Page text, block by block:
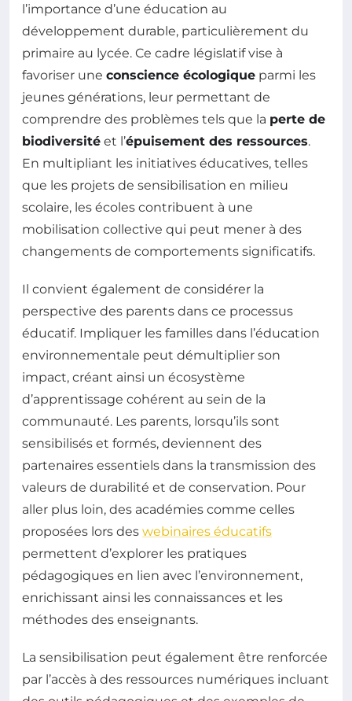
l’importance d’une éducation au
développement durable, particulièrement du
primaire au lycée. Ce cadre législatif vise à
favoriser une conscience écologique parmi les
jeunes générations, leur permettant de
comprendre des problèmes tels que la perte de
biodiversité et l’épuisement des ressources.
En multipliant les initiatives éducatives, telles
que les projets de sensibilisation en milieu
scolaire, les écoles contribuent à une
mobilisation collective qui peut mener à des
changements de comportements significatifs.
Il convient également de considérer la
perspective des parents dans ce processus
éducatif. Impliquer les familles dans l’éducation
environnementale peut démultiplier son
impact, créant ainsi un écosystème
d’apprentissage cohérent au sein de la
communauté. Les parents, lorsqu’ils sont
sensibilisés et formés, deviennent des
partenaires essentiels dans la transmission des
valeurs de durabilité et de conservation. Pour
aller plus loin, des académies comme celles
proposées lors des webinaires éducatifs
permettent d’explorer les pratiques
pédagogiques en lien avec l’environnement,
enrichissant ainsi les connaissances et les
méthodes des enseignants.
La sensibilisation peut également être renforcée
par l’accès à des ressources numériques incluant